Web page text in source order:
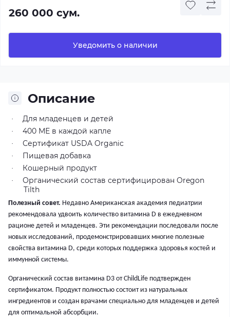
260 000 сум.
Уведомить о наличии
Описание
· Для младенцев и детей
· 400 МЕ в каждой капле
· Сертификат USDA Organic
· Пищевая добавка
· Кошерный продукт
·
Органический состав сертифицирован Oregon
Tilth
Полезный совет. Недавно Американская академия педиатрии
рекомендовала удвоить количество витамина D в ежедневном
рационе детей и младенцев. Эти рекомендации последовали после
новых исследований, продемонстрировавших многие полезные
свойства витамина D, среди которых поддержка здоровья костей и
иммунной системы.
Органический состав витамина D3 от ChildLife подтвержден
сертификатом. Продукт полностью состоит из натуральных
ингредиентов и создан врачами специально для младенцев и детей
для оптимальной абсорбции.